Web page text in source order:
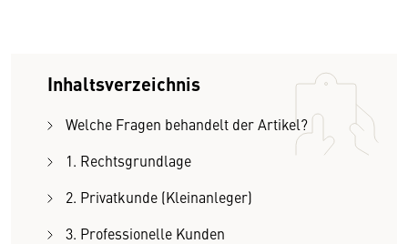
Inhaltsverzeichnis
Welche Fragen behandelt der Artikel?
1. Rechtsgrundlage
2. Privatkunde (Kleinanleger)
3. Professionelle Kunden